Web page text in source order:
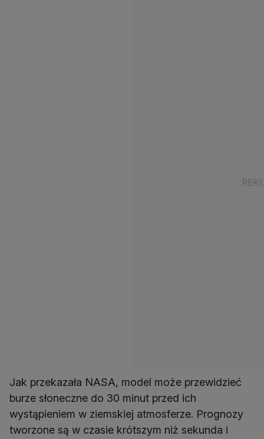
Jak przekazała NASA, model może przewidzieć
burze słoneczne do 30 minut przed ich
wystąpieniem w ziemskiej atmosferze. Prognozy
tworzone są w czasie krótszym niż sekunda i